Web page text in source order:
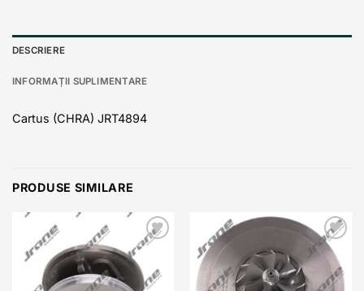
DESCRIERE
INFORMAȚII SUPLIMENTARE
Cartus (CHRA) JRT4894
PRODUSE SIMILARE
Add to
Add to
wishlist